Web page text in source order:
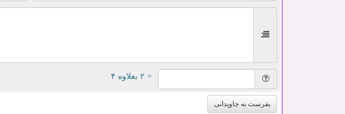
= ۲ بعلاوه ۴
بفرست به جاویدانی